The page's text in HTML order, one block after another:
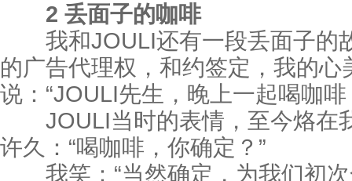
2 丢面子的咖啡
我和JOULI还有一段丢面子的
的广告代理权，和约签定，我的
说：“JOULI先生，晚上一起喝咖啡
JOULI当时的表情，至今烙在
许久：“喝咖啡，你确定？”
我笑：“当然确定，为我们初次